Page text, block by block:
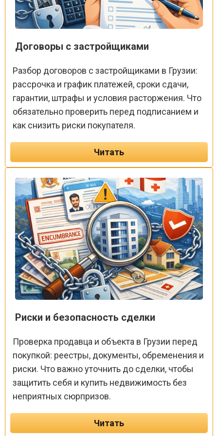
Договоры с застройщиками
Разбор договоров с застройщиками в Грузии:
рассрочка и график платежей, сроки сдачи,
гарантии, штрафы и условия расторжения. Что
обязательно проверить перед подписанием и
как снизить риски покупателя.
Читать
Риски и безопасность сделки
Проверка продавца и объекта в Грузии перед
покупкой: реестры, документы, обременения и
риски. Что важно уточнить до сделки, чтобы
защитить себя и купить недвижимость без
неприятных сюрпризов.
Читать